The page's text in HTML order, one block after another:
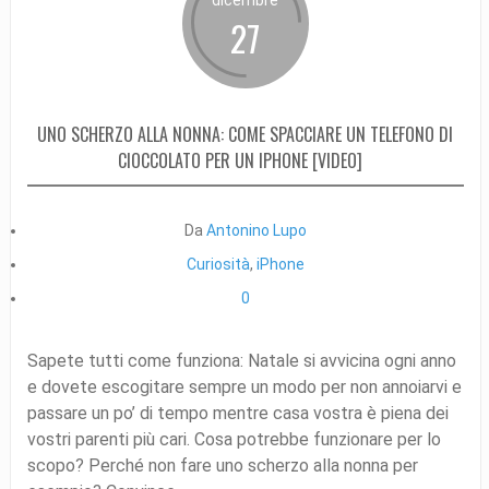
27
UNO SCHERZO ALLA NONNA: COME SPACCIARE UN TELEFONO DI
CIOCCOLATO PER UN IPHONE [VIDEO]
Da Antonino Lupo
Curiosità, iPhone
0
Sapete tutti come funziona: Natale si avvicina ogni anno
e dovete escogitare sempre un modo per non annoiarvi e
passare un po’ di tempo mentre casa vostra è piena dei
vostri parenti più cari. Cosa potrebbe funzionare per lo
scopo? Perché non fare uno scherzo alla nonna per